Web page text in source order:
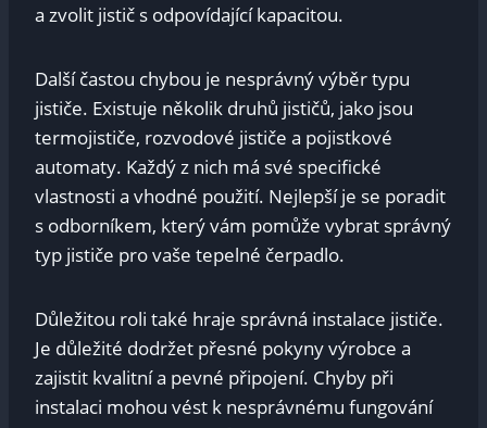
a zvolit jistič⁢ s ⁣odpovídající ⁤kapacitou.
Další‌ častou chybou je nesprávný⁤ výběr typu
jističe. Existuje několik druhů jističů,⁣ jako jsou‍
termojističe, rozvodové jističe a ‌pojistkové⁢
automaty.‍ Každý z ‍nich má​ své specifické
vlastnosti​ a vhodné použití. Nejlepší je se poradit
s odborníkem, který vám‌ pomůže vybrat ‍správný
typ jističe pro vaše tepelné čerpadlo.
Důležitou‌ roli také hraje správná instalace jističe.
Je důležité dodržet ⁢přesné pokyny výrobce a ​
zajistit kvalitní a pevné připojení. ⁢Chyby při
instalaci mohou vést k ‌nesprávnému fungování